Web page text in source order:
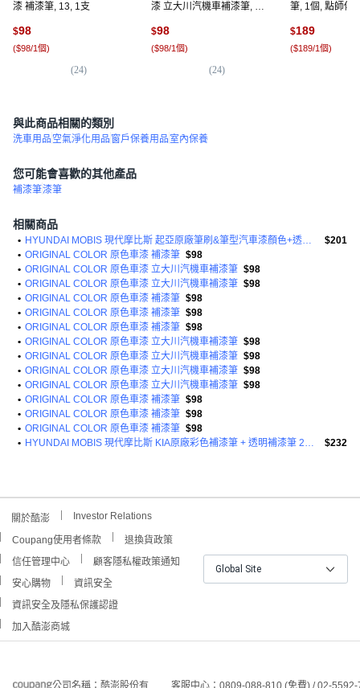
漆 補漆筆, 13, 1支
$98
($98/1個)
(24)
漆 立大川汽機車補漆筆, 2,
$98
($98/1個)
(24)
筆, 1個, 點師傅
$189
($189/1個)
與此商品相關的類別
洗車用品 空氣淨化用品窗戶保養用品室內保養
您可能會喜歡的其他產品
補漆筆漆筆
相關商品
•
$201
• ORIGINAL COLOR 原色車漆 補漆筆 $98
• ORIGINAL COLOR 原色車漆 立大川汽機車補漆筆 $98
• ORIGINAL COLOR 原色車漆 立大川汽機車補漆筆 $98
• ORIGINAL COLOR 原色車漆 補漆筆 $98
• ORIGINAL COLOR 原色車漆 補漆筆 $98
• ORIGINAL COLOR 原色車漆 補漆筆 $98
• ORIGINAL COLOR 原色車漆 立大川汽機車補漆筆 $98
• ORIGINAL COLOR 原色車漆 立大川汽機車補漆筆 $98
• ORIGINAL COLOR 原色車漆 立大川汽機車補漆筆 $98
• ORIGINAL COLOR 原色車漆 立大川汽機車補漆筆 $98
• ORIGINAL COLOR 原色車漆 補漆筆 $98
• ORIGINAL COLOR 原色車漆 補漆筆 $98
• ORIGINAL COLOR 原色車漆 補漆筆 $98
•
$232
關於酷澎 Investor Relations
Coupang使用者條款
退換貨政策
信任管理中心
顧客隱私權政策通知
安心購物
資訊安全
資訊安全及隱私保護認證
加入酷澎商城
Global Site
公司名稱：酷澎股份有 客服中心：0809-088-810 (免費) / 02-